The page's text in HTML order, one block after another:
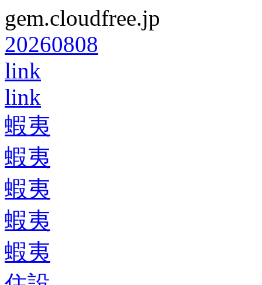
gem.cloudfree.jp
20260808
link
link
蝦夷
蝦夷
蝦夷
蝦夷
蝦夷